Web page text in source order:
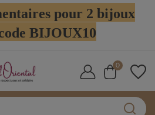
pour 2 bijoux
BIJOUX10
0